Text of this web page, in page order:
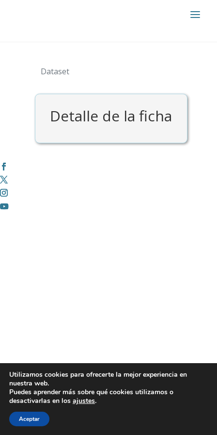
Dataset
Detalle de la ficha
Utilizamos cookies para ofrecerte la mejor experiencia en
nuestra web.
Puedes aprender más sobre qué cookies utilizamos o
desactivarlas en los ajustes.
Aceptar